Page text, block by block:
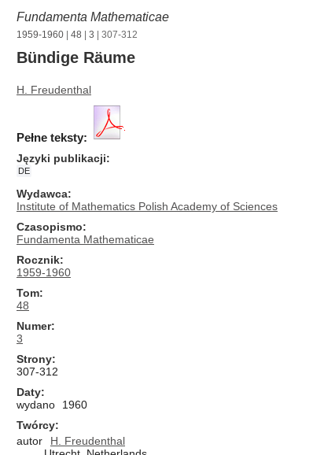
Fundamenta Mathematicae
1959-1960 48 3 | 307-312
Bündige Räume
H. Freudenthal
Pełne teksty:
Języki publikacji
DE
Wydawca
Institute of Mathematics Polish Academy of Sciences
Czasopismo
Fundamenta Mathematicae
Rocznik
1959-1960
Tom
48
Numer
3
Strony
307-312
Daty
wydano
1960
Twórcy
autor
H. Freudenthal